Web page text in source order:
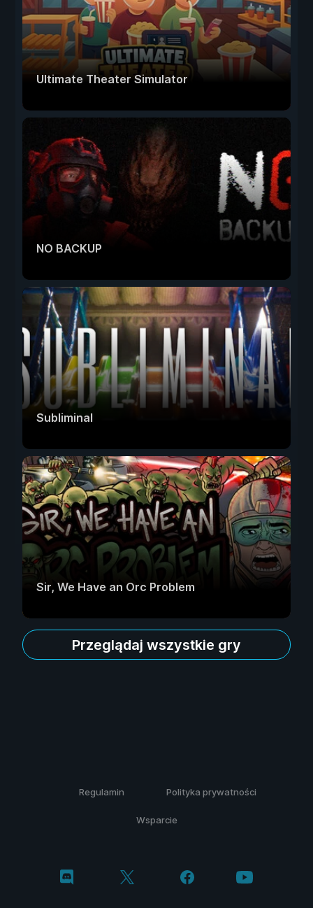
Ultimate Theater Simulator
NO BACKUP
Subliminal
Sir, We Have an Orc Problem
Przeglądaj wszystkie gry
Regulamin Polityka prywatności
Wsparcie